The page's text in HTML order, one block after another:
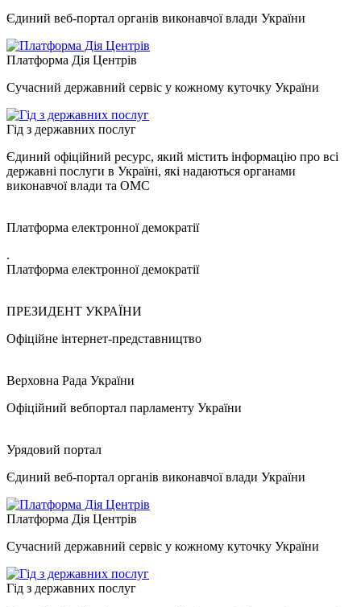
Єдиний веб-портал органів виконавчої влади України
Платформа Дія Центрів
Сучасний державний сервіс у кожному куточку України
Гід з державних послуг
Єдиний офіційний ресурс, який містить інформацію про всі
державні послуги в Україні, які надаються органами
виконавчої влади та ОМС
Платформа електронної демократії
.
Платформа електронної демократії
ПРЕЗИДЕНТ УКРАЇНИ
Офіційне інтернет-представництво
Верховна Рада України
Офіційний вебпортал парламенту України
Урядовий портал
Єдиний веб-портал органів виконавчої влади України
Платформа Дія Центрів
Сучасний державний сервіс у кожному куточку України
Гід з державних послуг